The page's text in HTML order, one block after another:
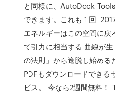
と同様に、AutoDock
できます。これも 1 回
エネルギーはこの空間に戻
て引力に相当する 曲線が
の法則」から逸脱し始める
PDFもダウンロードできる
ビス。 今なら2週間無料